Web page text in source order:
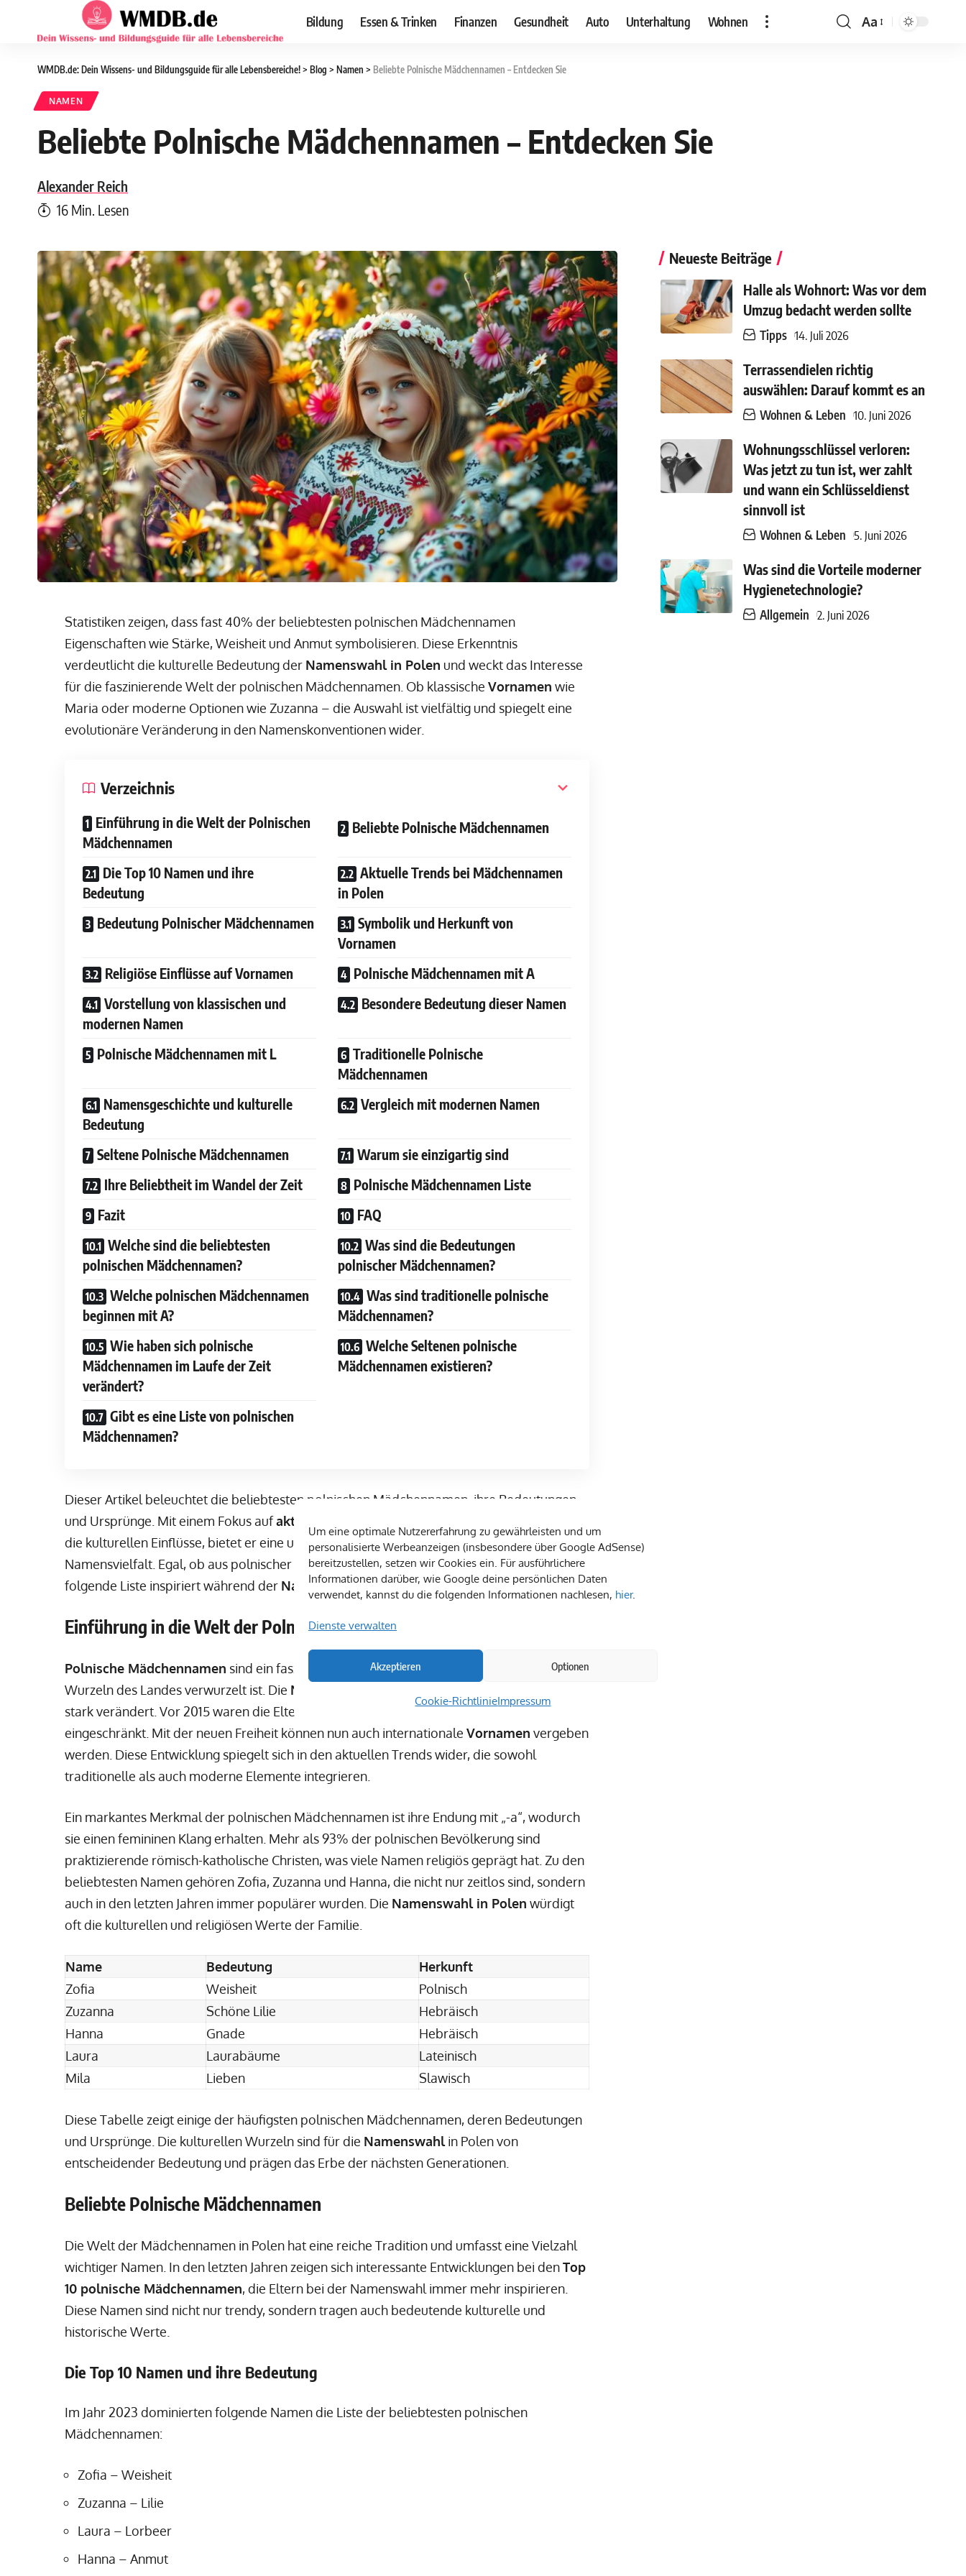
Um eine optimale Nutzererfahrung zu gewährleisten und um
personalisierte Werbeanzeigen (insbesondere über Google AdSense)
bereitzustellen, setzen wir Cookies ein. Für ausführlichere
Informationen darüber, wie Google deine persönlichen Daten
verwendet, kannst du die folgenden Informationen nachlesen, hier.
Dienste verwalten
Akzeptieren Optionen
Cookie-RichtlinieImpressum
Bildung Essen & Trinken Finanzen Gesundheit Auto Unterhaltung Wohnen Aa
WMDB.de: Dein Wissens- und Bildungsguide für alle Lebensbereiche!> Blog > Namen > Beliebte Polnische Mädchennamen – Entdecken Sie
NAMEN
Beliebte Polnische Mädchennamen – Entdecken Sie
Alexander Reich
16 Min. Lesen
Statistiken zeigen, dass fast 40% der beliebtesten polnischen Mädchennamen
Eigenschaften wie Stärke, Weisheit und Anmut symbolisieren. Diese Erkenntnis
verdeutlicht die kulturelle Bedeutung der Namenswahl in Polen und weckt das Interesse
für die faszinierende Welt der polnischen Mädchennamen. Ob klassischeVornamen wie
Maria oder moderne Optionen wie Zuzanna – die Auswahl ist vielfältig und spiegelt eine
evolutionäre Veränderung in den Namenskonventionen wider.
Verzeichnis
Einführung in die Welt der Polnischen
Mädchennamen
Beliebte Polnische Mädchennamen
Die Top 10 Namen und ihre
Bedeutung
Aktuelle Trends bei Mädchennamen
in Polen
Bedeutung Polnischer Mädchennamen
Symbolik und Herkunft von
Vornamen
Religiöse Einflüsse auf Vornamen
Polnische Mädchennamen mit A
Vorstellung von klassischen und
modernen Namen
Besondere Bedeutung dieser Namen
Polnische Mädchennamen mit L
Traditionelle Polnische
Mädchennamen
Namensgeschichte und kulturelle
Bedeutung
Vergleich mit modernen Namen
Seltene Polnische Mädchennamen
Warum sie einzigartig sind
Ihre Beliebtheit im Wandel der Zeit
Polnische Mädchennamen Liste
Fazit
FAQ
Welche sind die beliebtesten
polnischen Mädchennamen?
Was sind die Bedeutungen
polnischer Mädchennamen?
Welche polnischen Mädchennamen
beginnen mit A?
Was sind traditionelle polnische
Mädchennamen?
Wie haben sich polnische
Mädchennamen im Laufe der Zeit
verändert?
Welche Seltenen polnische
Mädchennamen existieren?
Gibt es eine Liste von polnischen
Mädchennamen?
Dieser Artikel beleuchtet die beliebtesten polnischen Mädchennamen, ihre Bedeutungen
und Ursprünge. Mit einem Fokus aufaktuelle Trends
die kulturellen Einflüsse, bietet er eine umfassende Übersicht über diese schöne
Namensvielfalt. Egal, ob aus polnischer Abstammung oder schlichtweg aus Interesse, die
folgende Liste inspiriert während der Namenswahlfür zukünftige Generationen.
Einführung in die Welt der Polnischen Mädchennamen
Polnische Mädchennamen sind ein faszinierendes Thema, das tief in den kulturellen
Wurzeln des Landes verwurzelt ist. Die Namenswahl in Polen
stark verändert. Vor 2015 waren die Eltern in der Auswahl ihrer Kinder namen oft
eingeschränkt. Mit der neuen Freiheit können nun auch internationaleVornamen vergeben
werden. Diese Entwicklung spiegelt sich in den aktuellen Trends wider, die sowohl
traditionelle als auch moderne Elemente integrieren.
Ein markantes Merkmal der polnischen Mädchennamen ist ihre Endung mit „-a“, wodurch
sie einen femininen Klang erhalten. Mehr als 93% der polnischen Bevölkerung sind
praktizierende römisch-katholische Christen, was viele Namen religiös geprägt hat. Zu den
beliebtesten Namen gehören Zofia, Zuzanna und Hanna, die nicht nur zeitlos sind, sondern
auch in den letzten Jahren immer populärer wurden. Die Namenswahl in Polen würdigt
oft die kulturellen und religiösen Werte der Familie.
Name Bedeutung
Herkunft
Zofia
Weisheit
Polnisch
Zuzanna
Schöne Lilie
Hebräisch
Hanna
Gnade
Hebräisch
Laura
Laurabäume
Lateinisch
Mila
Lieben Slawisch
Diese Tabelle zeigt einige der häufigsten polnischen Mädchennamen, deren Bedeutungen
und Ursprünge. Die kulturellen Wurzeln sind für die Namenswahlin Polen von
entscheidender Bedeutung und prägen das Erbe der nächsten Generationen.
Beliebte Polnische Mädchennamen
Die Welt der Mädchennamen in Polen hat eine reiche Tradition und umfasst eine Vielzahl
wichtiger Namen. In den letzten Jahren zeigen sich interessante Entwicklungen bei denTop
10 polnische Mädchennamen, die Eltern bei der Namenswahl immer mehr inspirieren.
Diese Namen sind nicht nur trendy, sondern tragen auch bedeutende kulturelle und
historische Werte.
Die Top 10 Namen und ihre Bedeutung
Im Jahr 2023 dominierten folgende Namen die Liste der beliebtesten polnischen
Mädchennamen:
Zofia – Weisheit
Zuzanna – Lilie
Laura – Lorbeer
Hanna – Anmut
Neueste Beiträge
Halle als Wohnort: Was vor dem
Umzug bedacht werden sollte
Tipps 14. Juli 2026
Terrassendielen richtig
auswählen: Darauf kommt es an
Wohnen & Leben 10. Juni 2026
Wohnungsschlüssel verloren:
Was jetzt zu tun ist, wer zahlt
und wann ein Schlüsseldienst
sinnvoll ist
Wohnen & Leben 5. Juni 2026
Was sind die Vorteile moderner
Hygienetechnologie?
Allgemein 2. Juni 2026